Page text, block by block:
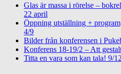
Glas är massa i rörelse –
22 april
Öppning utställning +
4/9
Bilder från konferensen i
Konferens 18-19/2 – Att
Titta en vara som kan tala! 9/12